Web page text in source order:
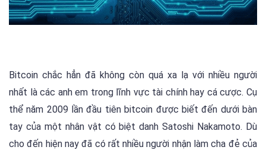
Bitcoin chắc hẳn đã không còn quá xa lạ với nhiều người
nhất là các anh em trong lĩnh vực tài chính hay cá cược. Cụ
thể năm 2009 lần đầu tiên bitcoin được biết đến dưới bàn
tay của một nhân vật có biệt danh Satoshi Nakamoto. Dù
cho đến hiện nay đã có rất nhiều người nhận làm cha đẻ của